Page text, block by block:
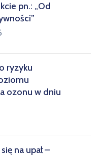
pn.: „Od
ryzyku
ozonu w dniu
na upał –